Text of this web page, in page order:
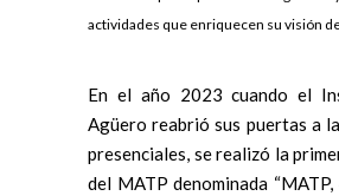
actividades que enriquecen su visión
En el año 2023 cuando el
Agüero reabrió sus puertas a
presenciales, se realizó la
del MATP denominada “MATP,